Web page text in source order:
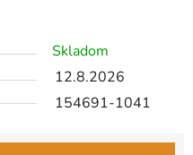
Skladom
12.8.2026
154691-1041